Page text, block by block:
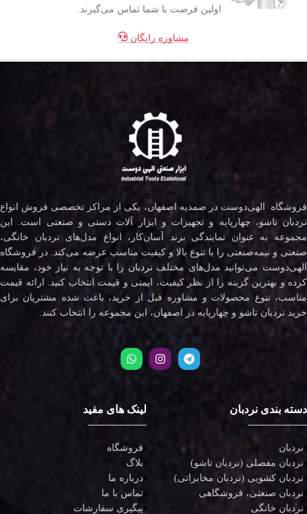
اولین فرصت با شما تماس می‌گیرند.
مشاوره رایگان
فروشگاه الهی‌دوست در صمدیه اصفهان، یکی از مراکز تخصصی فروش انواع
نردبان تاشو، چهارپایه و تجهیزات و ابزار آلات دستی و صنعتی است. این
مجموعه به عنوان نمایندگی برند آسان‌کار، انواع مدل‌های نردبان خانگی،
صنعتی و نیمه‌صنعتی را با تنوع بالا و کیفیت مناسب عرضه می‌کند. در فروشگاه
الهی‌دوست می‌توانید مدل‌های مختلف نردبان را با توجه به نیاز خود، مقایسه
کرده و بهترین گزینه را از نظر کیفیت، ایمنی و قیمت انتخاب کنید. ارائه قیمت
مناسب، تنوع محصولات و مشاوره قبل از خرید، باعث شده مشتریان برای
خرید نردبان تاشو و چهارپایه در اصفهان، این مجموعه را انتخاب کنند.
دسته بندی نردبان
نردبان
نردبان مفصلی (نردبان تاشو)
نردبان کشویی (نردبان مخابراتی)
نردبان صنعتی، فروشگاهی
نردبان خانگی
لینک های مفید
فروشگاه
بلاگ
درباره ما
تماس با ما
پیگیری سفارشات